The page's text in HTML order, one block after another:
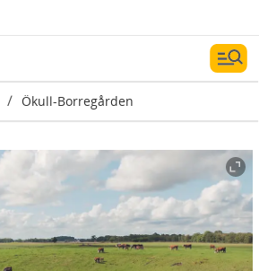
/ Ökull-Borregården